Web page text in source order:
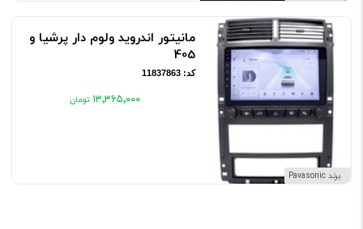
برند Pavasonic
مانیتور اندروید ولوم دار پرشیا و
405
کد: 11837863
۱۳٬۳۶۵٬۰۰۰